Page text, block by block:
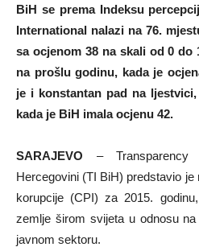
BiH se prema Indeksu
International nalazi na 76.
sa ocjenom 38 na skali od 0 do
na prošlu godinu, kada je
je i konstantan pad na
kada je BiH imala ocjenu 42.
SARAJEVO –
Hercegovini (TI BiH) predstavio
korupcije (CPI) za 2015.
zemlje širom svijeta u odnosu
javnom sektoru.